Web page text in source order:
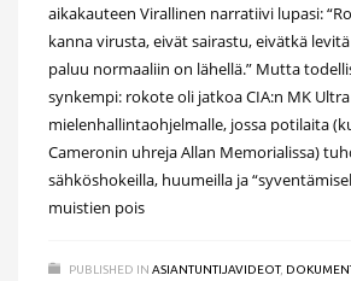
aikakauteen Virallinen narratiivi lupasi:
kanna virusta, eivät sairastu, eivätkä
paluu normaaliin on lähellä.” Mutta
synkempi: rokote oli jatkoa CIA:n MK
mielenhallintaohjelmalle, jossa potilaita
Cameronin uhreja Allan Memorialissa)
sähköshokeilla, huumeilla ja
muistien pois
PUBLISHED IN ASIANTUNTIJAVIDEOT,